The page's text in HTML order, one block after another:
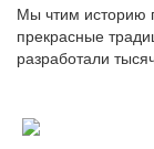
Мы чтим историю
прекрасные
разработали